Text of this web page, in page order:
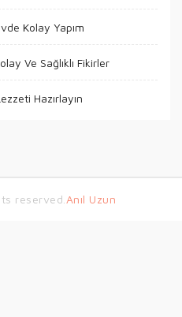
Kolay Yapım
Ve Sağlıklı Fikirler
Hazırlayın
reserved. Anıl Uzun